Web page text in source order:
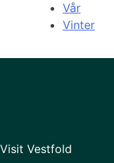
Vår
Vinter
Visit Vestfold